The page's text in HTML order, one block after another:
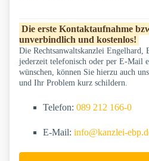
Die erste Kontaktaufnahme
unverbindlich und kostenlos!
Die Rechtsanwaltskanzlei Engelhard,
jederzeit telefonisch oder per E-Mail
wünschen, können Sie hierzu auch
und Ihr Problem kurz schildern.
Telefon: 089 212 166-0
E-Mail: info@kanzlei-